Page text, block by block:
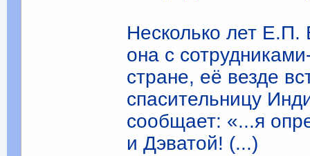
Несколько лет Е.П.
она с
стране, её везде
спасительницу
сообщает: «...я
и Дэватой! (...)